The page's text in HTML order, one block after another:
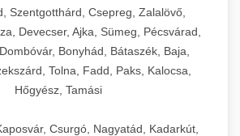
Szentgotthárd, Csepreg, Zalalövő,
Devecser, Ajka, Sümeg, Pécsvárad,
Bonyhád, Bátaszék, Baja,
Tolna, Fadd, Paks, Kalocsa,
Hőgyész, Tamási
Csurgó, Nagyatád, Kadarkút,